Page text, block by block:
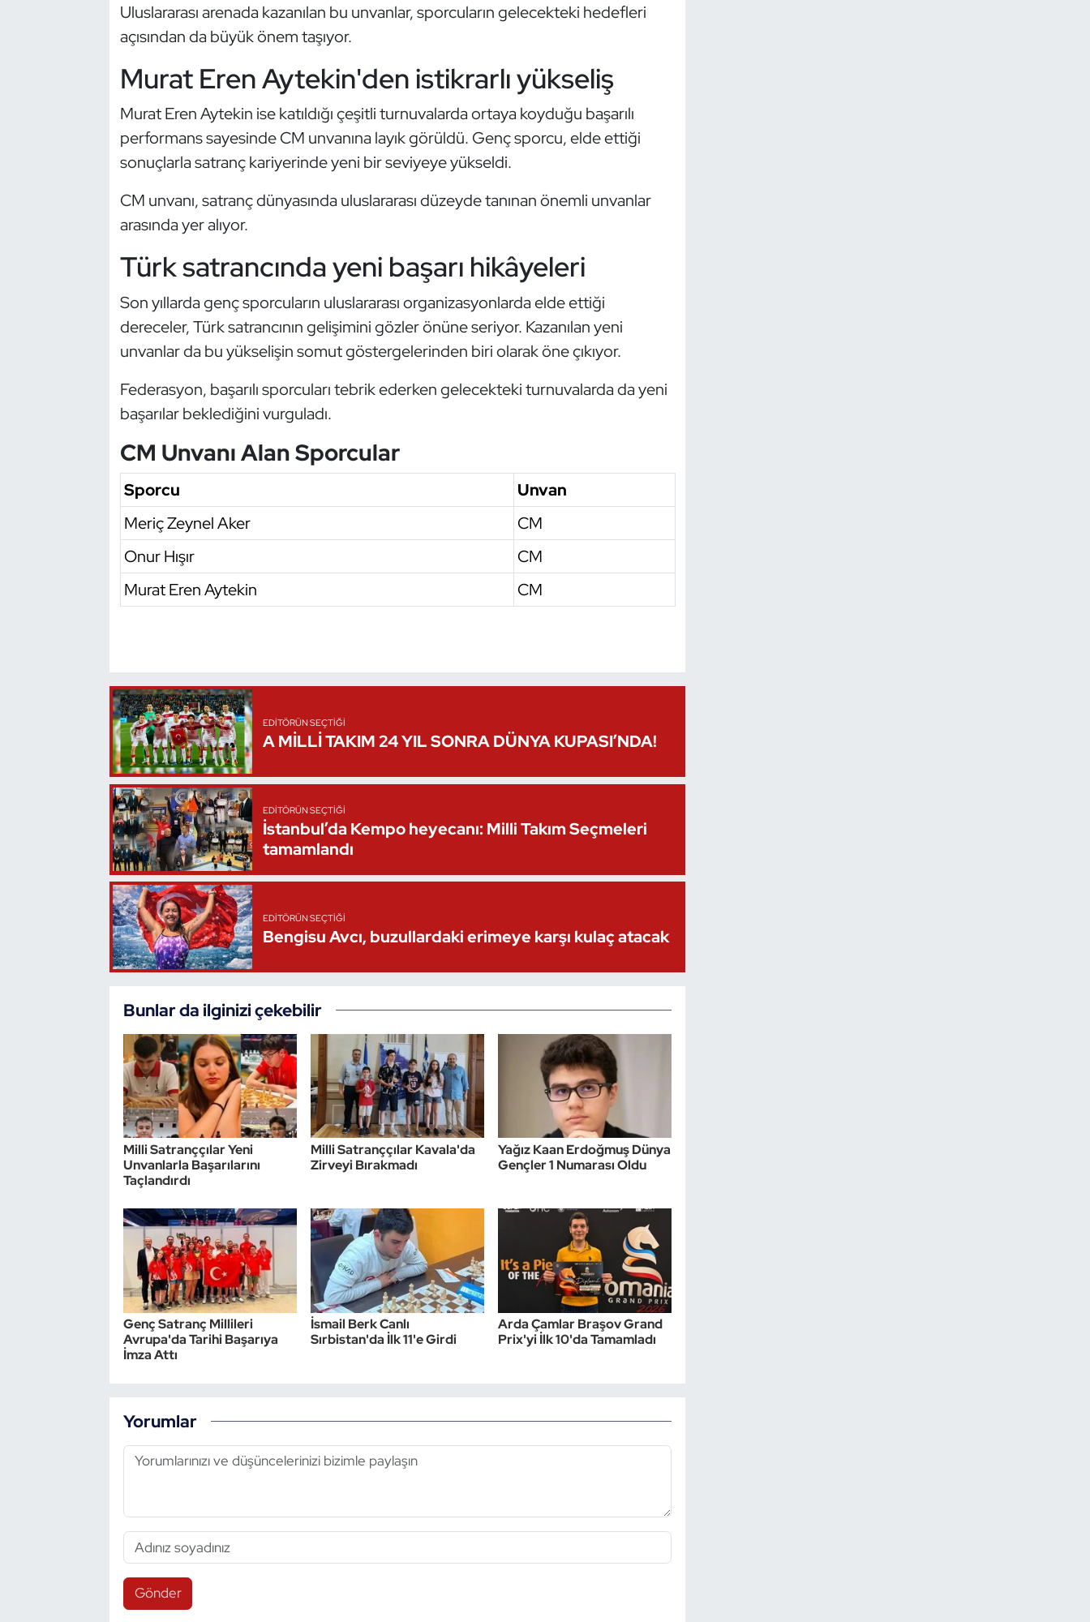
Uluslararası arenada kazanılan bu unvanlar, sporcuların gelecekteki hedefleri
açısından da büyük önem taşıyor.
Murat Eren Aytekin'den istikrarlı yükseliş
Murat Eren Aytekin ise katıldığı çeşitli turnuvalarda ortaya koyduğu başarılı
performans sayesinde CM unvanına layık görüldü. Genç sporcu, elde ettiği
sonuçlarla satranç kariyerinde yeni bir seviyeye yükseldi.
CM unvanı, satranç dünyasında uluslararası düzeyde tanınan önemli unvanlar
arasında yer alıyor.
Türk satrancında yeni başarı hikâyeleri
Son yıllarda genç sporcuların uluslararası organizasyonlarda elde ettiği
dereceler, Türk satrancının gelişimini gözler önüne seriyor. Kazanılan yeni
unvanlar da bu yükselişin somut göstergelerinden biri olarak öne çıkıyor.
Federasyon, başarılı sporcuları tebrik ederken gelecekteki turnuvalarda da yeni
başarılar beklediğini vurguladı.
CM Unvanı Alan Sporcular
Sporcu
Unvan
Meriç Zeynel Aker
CM
Onur Hışır
CM
Murat Eren Aytekin
CM
EDITÖRÜN SEÇTIĞI
A MİLLİ TAKIM 24 YIL SONRA DÜNYA KUPASI’NDA!
EDITÖRÜN SEÇTIĞI
İstanbul’da Kempo heyecanı: Milli Takım Seçmeleri
tamamlandı
EDITÖRÜN SEÇTIĞI
Bengisu Avcı, buzullardaki erimeye karşı kulaç atacak
Bunlar da ilginizi çekebilir
Milli Satranççılar Yeni
Unvanlarla Başarılarını
Taçlandırdı
Milli Satranççılar Kavala'da
Zirveyi Bırakmadı
Yağız Kaan Erdoğmuş Dünya
Gençler 1 Numarası Oldu
Genç Satranç Millileri
Avrupa'da Tarihi Başarıya
İmza Attı
İsmail Berk Canlı
Sırbistan'da İlk 11'e Girdi
Arda Çamlar Braşov Grand
Prix'yi İlk 10'da Tamamladı
Yorumlar
Gönder
Judo ve Kuraş
Modern Pentatlon
Motor Sporları
Özel Sporcular
Sualtı Sporları
Vücut Geliştirme Fitness
Wushu Kungfu